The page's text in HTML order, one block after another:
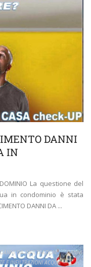
DANNI
IN
La questione del
in condominio è stata
DANNI DA ...
DANNI DA INFILTRAZIONI
DANNI
E INFILTRAZIONI ACQUA